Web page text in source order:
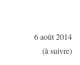
6 août 2014
(à suivre)